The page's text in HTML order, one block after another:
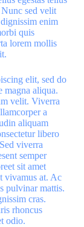
sed velit
enim
quis
lorem mollis
elit, sed do
magna aliqua.
velit. Viverra
a
aliquam
libero
viverra
semper
sit amet
vivamus at. Ac
pulvinar mattis.
cras.
rhoncus
odio.